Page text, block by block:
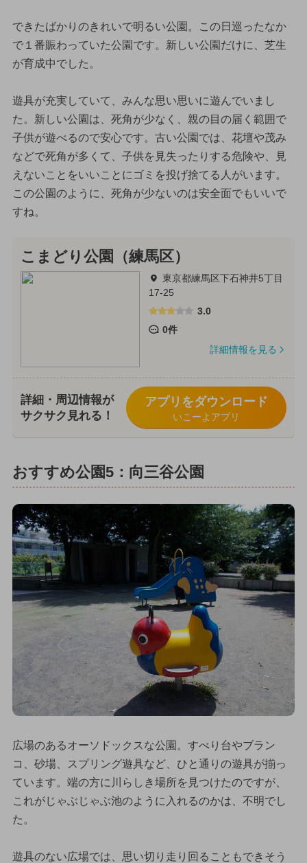
できたばかりのきれいで明るい公園。この日巡ったなか
で１番賑わっていた公園です。新しい公園だけに、芝生
が育成中でした。
遊具が充実していて、みんな思い思いに遊んでいまし
た。新しい公園は、死角が少なく、親の目の届く範囲で
子供が遊べるので安心です。古い公園では、花壇や茂み
などで死角が多くて、子供を見失ったりする危険や、見
えないことをいいことにゴミを投げ捨てる人がいます。
この公園のように、死角が少ないのは安全面でもいいで
すね。
こまどり公園（練馬区）
東京都練馬区下石神井5丁目
17-25
3.0
0件
詳細情報を見る
詳細・周辺情報が
サクサク見れる！
アプリをダウンロード
いこーよアプリ
おすすめ公園5：向三谷公園
広場のあるオーソドックスな公園。すべり台やブラン
コ、砂場、スプリング遊具など、ひと通りの遊具が揃っ
ています。端の方に川らしき場所を見つけたのですが、
これがじゃぶじゃぶ池のように入れるのかは、不明でし
た。
遊具のない広場では、思い切り走り回ることもできそう